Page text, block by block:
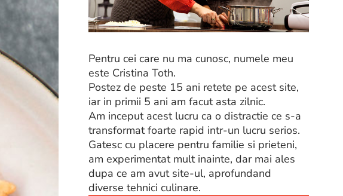
Pentru cei care nu ma cunosc, numele meu
este Cristina Toth.
Postez de peste 15 ani retete pe acest site,
iar in primii 5 ani am facut asta zilnic.
Am inceput acest lucru ca o distractie ce s-a
transformat foarte rapid intr-un lucru serios.
Gatesc cu placere pentru familie si prieteni,
am experimentat mult inainte, dar mai ales
dupa ce am avut site-ul, aprofundand
diverse tehnici culinare.